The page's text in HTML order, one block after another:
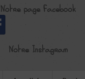
Notre page Facebook
Notre Instagram